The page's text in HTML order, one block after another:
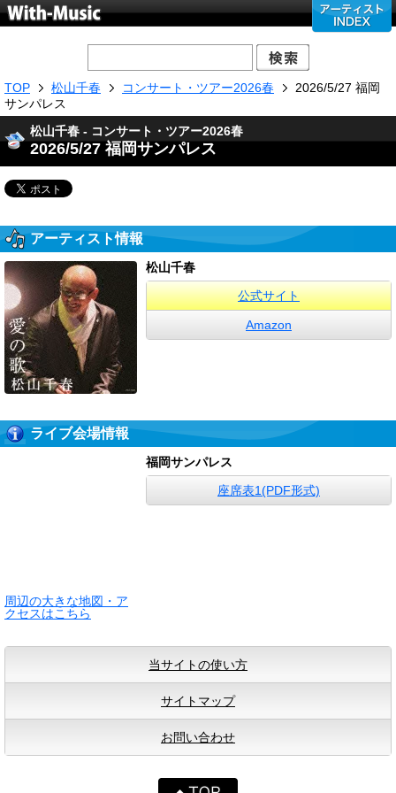
TOP 松山千春 コンサート・ツアー2026春
2026/5/27 福岡
サンパレス
松山千春 - コンサート・ツアー2026春
2026/5/27 福岡サンパレス
アーティスト情報
松山千春
公式サイト
Amazon
ライブ会場情報
周辺の大きな地図・ア
クセスはこちら
福岡サンパレス
座席表1(PDF形式)
当サイトの使い方
サイトマップ
お問い合わせ